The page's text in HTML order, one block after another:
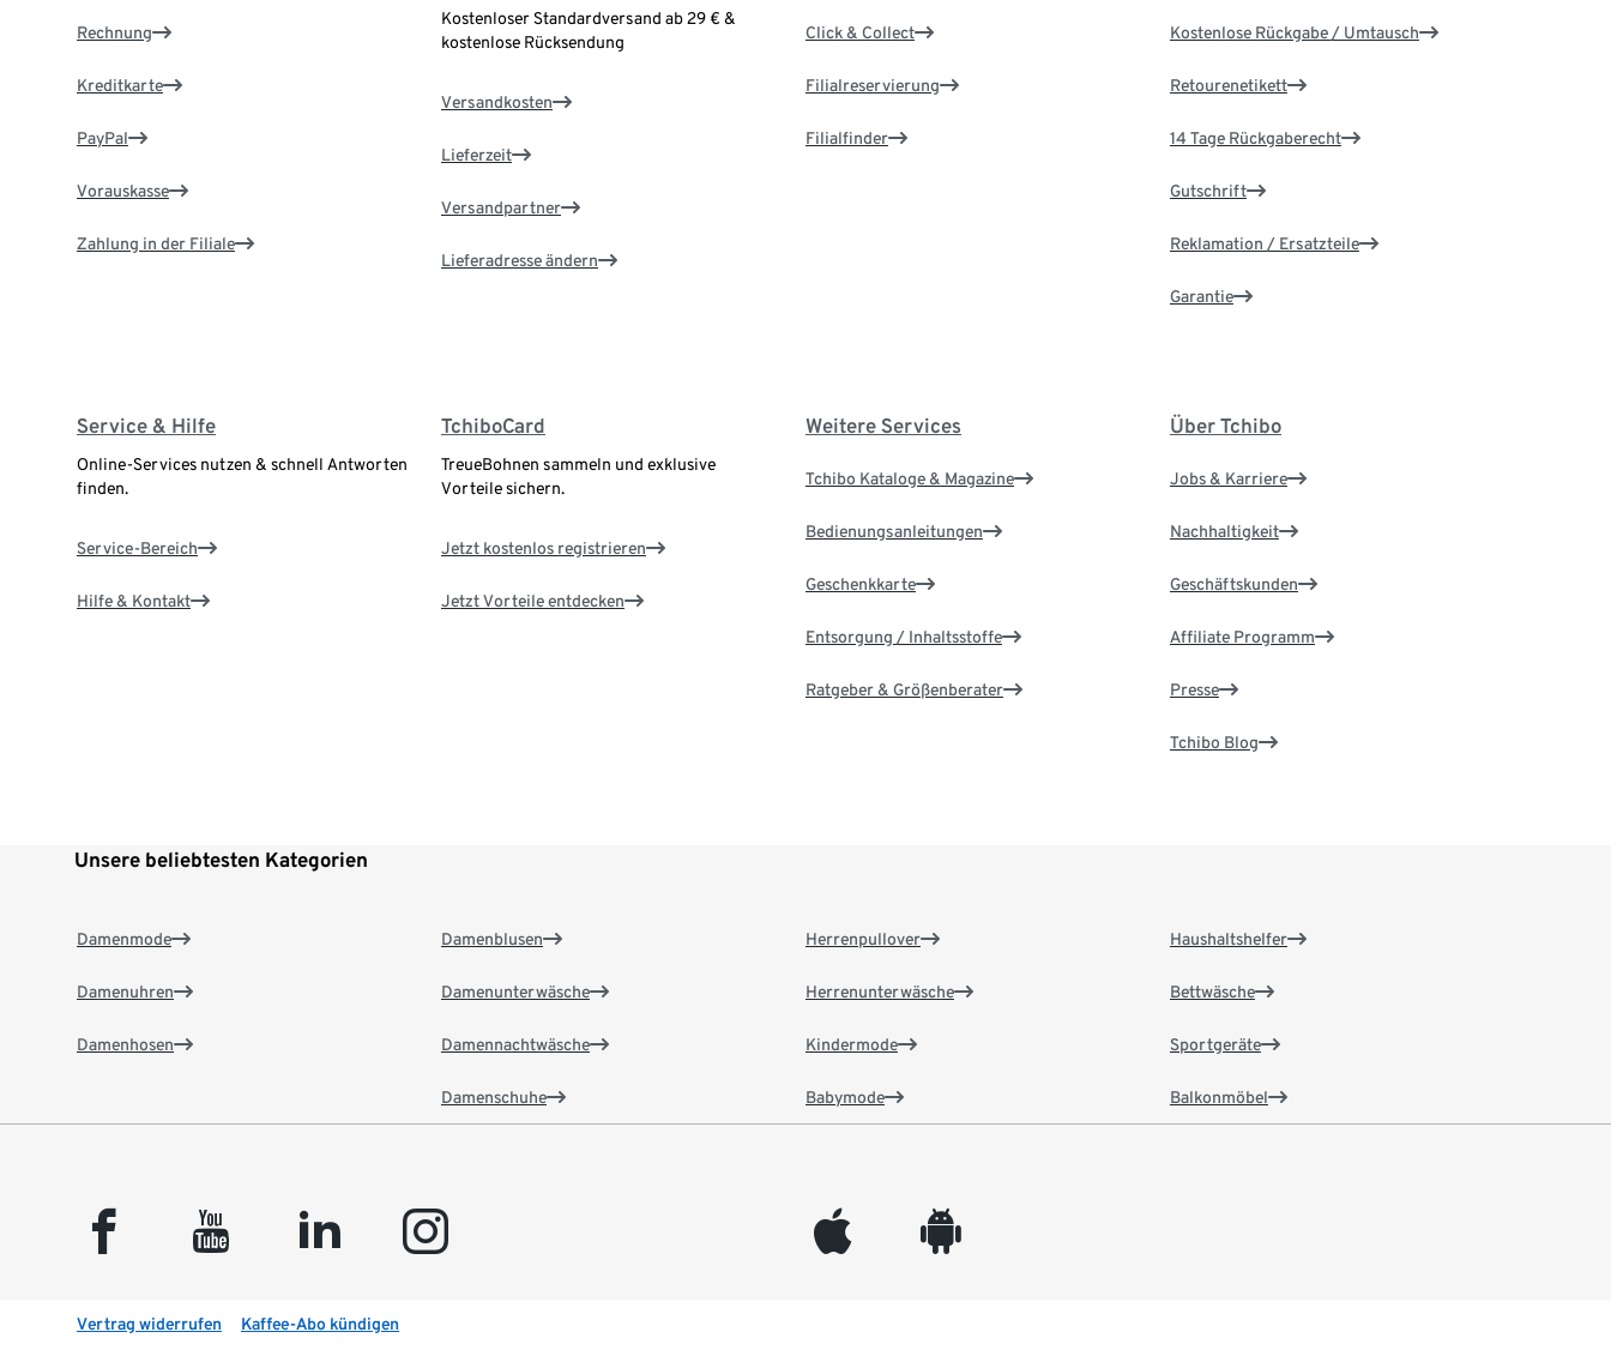
Rechnung
Kreditkarte
PayPal
Vorauskasse
Zahlung in der Filiale
Kostenloser Standardversand ab 29 € &
kostenlose Rücksendung
Versandkosten
Lieferzeit
Versandpartner
Lieferadresse ändern
Click & Collect
Filialreservierung
Filialfinder
Kostenlose Rückgabe / Umtausch
Retourenetikett
14 Tage Rückgaberecht
Gutschrift
Reklamation / Ersatzteile
Garantie
Service & Hilfe
Online-Services nutzen & schnell Antworten
finden.
Service-Bereich
Hilfe & Kontakt
TchiboCard
TreueBohnen sammeln und exklusive
Vorteile sichern.
Jetzt kostenlos registrieren
Jetzt Vorteile entdecken
Weitere Services
Tchibo Kataloge & Magazine
Bedienungsanleitungen
Geschenkkarte
Entsorgung / Inhaltsstoffe
Ratgeber & Größenberater
Über Tchibo
Jobs & Karriere
Nachhaltigkeit
Geschäftskunden
Affiliate Programm
Presse
Tchibo Blog
Unsere beliebtesten Kategorien
Damenmode
Damenuhren
Damenhosen
Damenblusen
Damenunterwäsche
Damennachtwäsche
Damenschuhe
Herrenpullover
Herrenunterwäsche
Kindermode
Babymode
Haushaltshelfer
Bettwäsche
Sportgeräte
Balkonmöbel
facebook youtube linkedin instagram appleinc android
Vertrag widerrufen Kaffee-Abo kündigen